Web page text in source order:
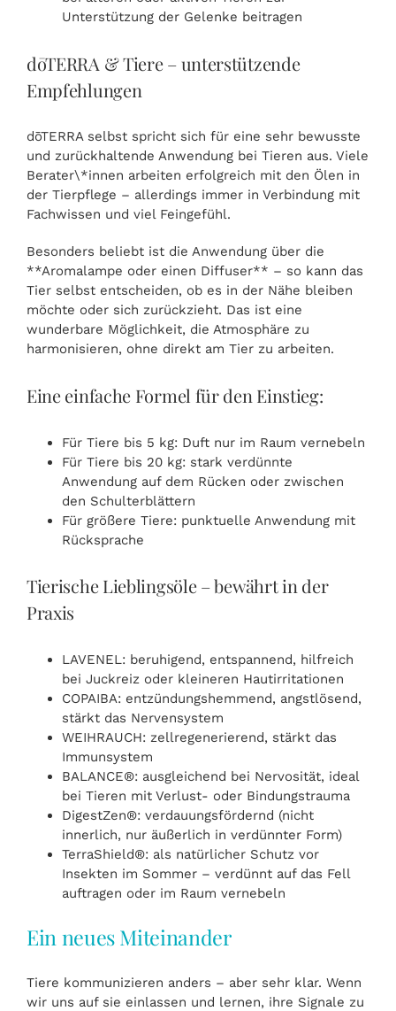
Unterstützung der Gelenke beitragen
dōTERRA & Tiere – unterstützende
Empfehlungen
dōTERRA selbst spricht sich für eine sehr bewusste
und zurückhaltende Anwendung bei Tieren aus. Viele
Berater\*innen arbeiten erfolgreich mit den Ölen in
der Tierpflege – allerdings immer in Verbindung mit
Fachwissen und viel Feingefühl.
Besonders beliebt ist die Anwendung über die
**Aromalampe oder einen Diffuser** – so kann das
Tier selbst entscheiden, ob es in der Nähe bleiben
möchte oder sich zurückzieht. Das ist eine
wunderbare Möglichkeit, die Atmosphäre zu
harmonisieren, ohne direkt am Tier zu arbeiten.
Eine einfache Formel für den Einstieg:
Für Tiere bis 5 kg: Duft nur im Raum vernebeln
Für Tiere bis 20 kg: stark verdünnte
Anwendung auf dem Rücken oder zwischen
den Schulterblättern
Für größere Tiere: punktuelle Anwendung mit
Rücksprache
Tierische Lieblingsöle – bewährt in der
Praxis
LAVENEL: beruhigend, entspannend, hilfreich
bei Juckreiz oder kleineren Hautirritationen
COPAIBA: entzündungshemmend, angstlösend,
stärkt das Nervensystem
WEIHRAUCH: zellregenerierend, stärkt das
Immunsystem
BALANCE®: ausgleichend bei Nervosität, ideal
bei Tieren mit Verlust- oder Bindungstrauma
DigestZen®: verdauungsfördernd (nicht
innerlich, nur äußerlich in verdünnter Form)
TerraShield®: als natürlicher Schutz vor
Insekten im Sommer – verdünnt auf das Fell
auftragen oder im Raum vernebeln
Ein neues Miteinander
Tiere kommunizieren anders – aber sehr klar. Wenn
wir uns auf sie einlassen und lernen, ihre Signale zu